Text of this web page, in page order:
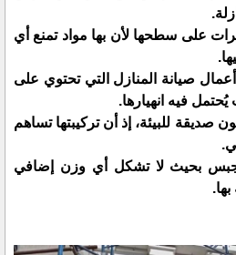
على سطحها لأن بها مواد تمنع أي
صيانة المنازل التي تحتوي على
فيه انهيارها.
صديقة للبيئة، إذ أن تركيبتها تساهم
بحيث لا تشكل أي وزن إضافي